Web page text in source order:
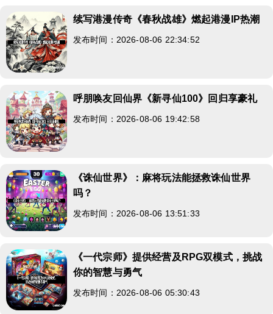
续写港漫传奇《春秋战雄》燃起港漫IP热潮
发布时间：2026-08-06 22:34:52
呼朋唤友回仙界《新寻仙100》回归享豪礼
发布时间：2026-08-06 19:42:58
《诛仙世界》：麻将玩法能拯救诛仙世界
吗？
发布时间：2026-08-06 13:51:33
《一代宗师》提供经营及RPG双模式，挑战
你的智慧与勇气
发布时间：2026-08-06 05:30:43